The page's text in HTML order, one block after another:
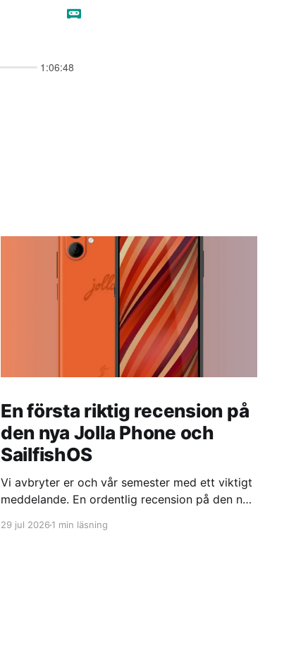
En första riktig recension på
den nya Jolla Phone och
SailfishOS
Vi avbryter er och vår semester med ett viktigt
meddelande. En ordentlig recension på den nya
har precis publicerats Jolla Phone 2 & Sailfish
29 jul 20261 min läsning